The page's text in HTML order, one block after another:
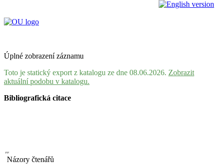
Úplné zobrazení záznamu
Toto je statický export z katalogu ze dne 08.06.2026. Zobrazit
aktuální podobu v katalogu.
Bibliografická citace
Názory čtenářů